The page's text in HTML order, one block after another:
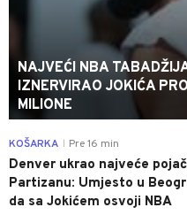
NAJVEĆI NBA
IZNERVIRAO JOKIĆA
MILIONE
KOŠARKA Pre 16 min
Denver ukrao najveće
Partizanu: Umjesto u
da sa Jokićem osvoji NBA